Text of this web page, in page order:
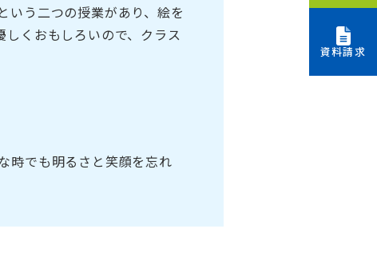
いう二つの授業があり、絵を
くおもしろいので、クラス
時でも明るさと笑顔を忘れ
資料請求